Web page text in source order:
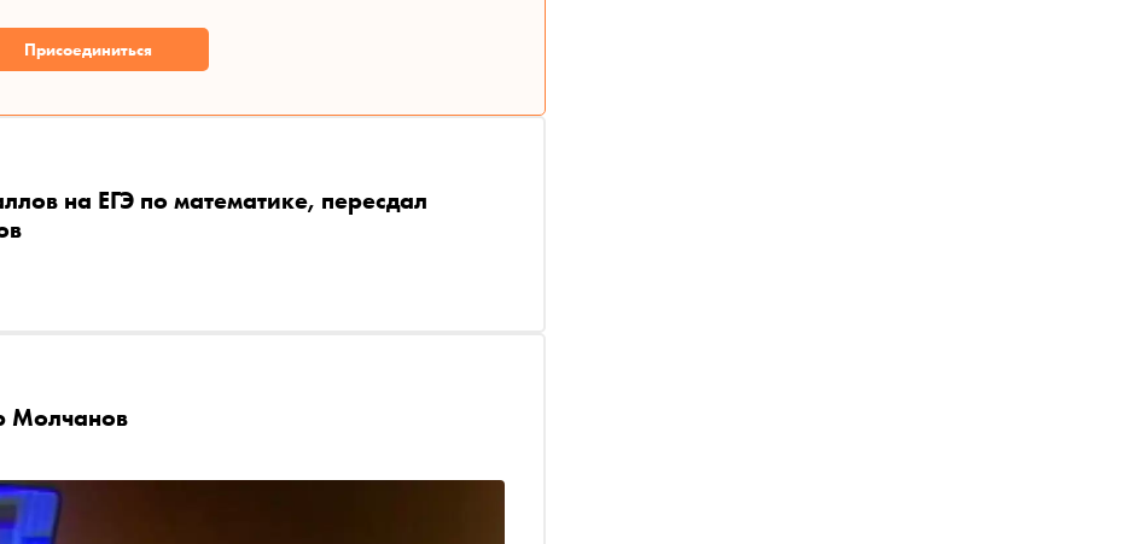
Присоединиться
на ЕГЭ по математике, пересдал
Молчанов